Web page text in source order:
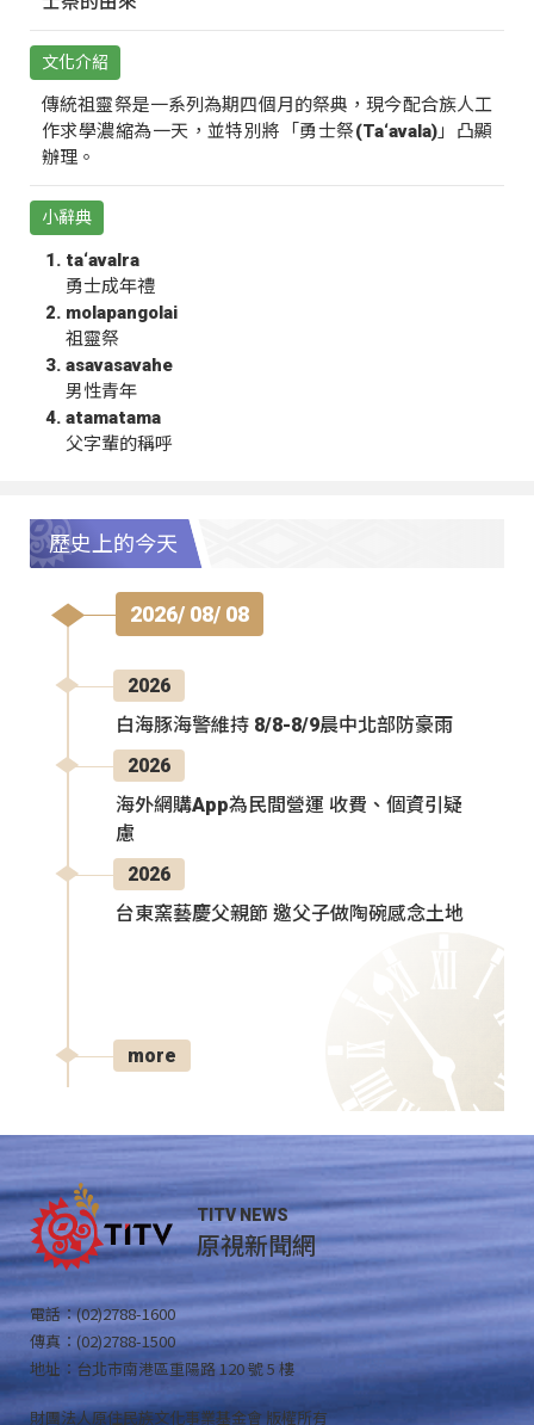
文化介紹
傳統祖靈祭是一系列為期四個月的祭典，現今配合族人工
作求學濃縮為一天，並特別將「勇士祭(Ta‘avala)」凸顯
辦理。
小辭典
ta‘avalra
勇士成年禮
molapangolai
祖靈祭
asavasavahe
男性青年
atamatama
父字輩的稱呼
歷史上的今天
2026/ 08/ 08
2026
白海豚海警維持 8/8-8/9晨中北部防豪雨
2026
海外網購App為民間營運 收費、個資引疑
慮
2026
台東窯藝慶父親節 邀父子做陶碗感念土地
more
TITV NEWS
原視新聞網
電話：(02)2788-1600
傳真：(02)2788-1500
地址：台北市南港區重陽路 120 號 5 樓
財團法人原住民族文化事業基金會 版權所有